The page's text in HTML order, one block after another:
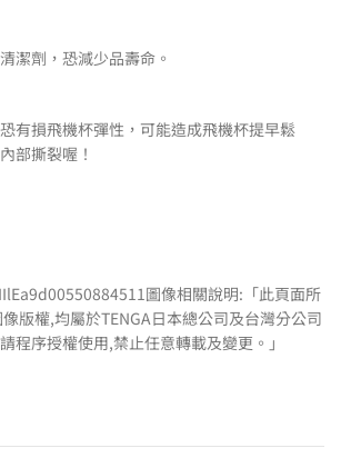
潔劑，恐減少品壽命。
有損飛機杯彈性，可能造成飛機杯提早鬆
部撕裂喔！
圖像相關說明:「此頁面所
版權,均屬於TENGA日本總公司及台灣分公司
程序授權使用,禁止任意轉載及變更。」